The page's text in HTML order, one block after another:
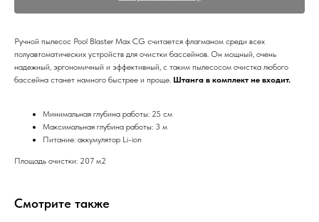
Ручной пылесос Pool Blaster Max CG считается флагманом среди всех
полуавтоматических устройств для очистки бассейнов. Он мощный, очень
надежный, эргономичный и эффективный, с таким пылесосом очистка любого
бассейна станет намного быстрее и проще. Штанга в комплект не входит.
Минимальная глубина работы: 25 см
Максимальная глубина работы: 3 м
Питание: аккумулятор Li-ion
Площадь очистки: 207 м2
Смотрите также